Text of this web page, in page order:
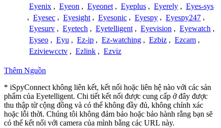
Eyenix , Eyeon , Eyeonet , Eyeplus , Eyerely , Eyes-sys
, Eyesec , Eyesight , Eyesonic , Eyespy , Eyespy247 ,
Eyesurv , Eyetech , Eyetelligent , Eyevision , Eyewatch ,
Eyseo , Eyu , Ez-ip , Ez-watching , Ezbiz , Ezcam ,
Eziviewcctv , Ezlink , Ezviz
Thêm Nguồn
* iSpyConnect không liên kết, kết nối hoặc liên hệ nào với các sản
phẩm của Eyetelligent. Chi tiết kết nối được cung cấp ở đây được
thu thập từ cộng đồng và có thể không đầy đủ, không chính xác
hoặc lỗi thời. Chúng tôi không đảm bảo hoặc bảo hành rằng bạn sẽ
có thể kết nối với camera của mình bằng các URL này.